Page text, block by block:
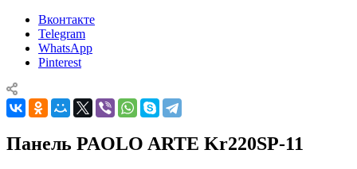
Вконтакте
Telegram
WhatsApp
Pinterest
Панель PAOLO ARTE Kr220SP-11